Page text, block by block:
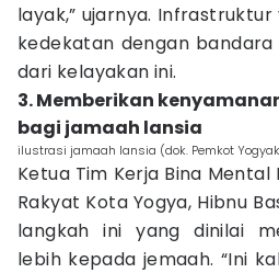
layak,” ujarnya.
kedekatan dengan
dari kelayakan ini.
3. Memberikan
bagi jamaah lansia
ilustrasi jamaah lansia (dok. Pemkot
Ketua Tim Kerja Bina
Rakyat Kota Yogya, Hibnu
langkah ini yang dinilai
lebih kepada jemaah. “Ini